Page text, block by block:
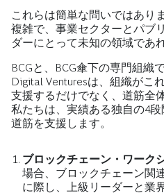
これらは簡単な問いではあり
複雑で、事業セクターとパブ
ダーにとって未知の領域であ
BCGと、BCG傘下の専門組織
Digital Venturesは、組織がこ
支援するだけでなく、道筋全
私たちは、実績ある独自の4
道筋を支援します。
ブロックチェーン・ワーク
場合、ブロックチェーン関
に際し、上級リーダーと業